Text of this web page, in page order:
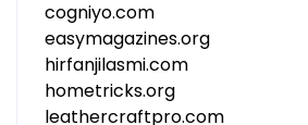
cogniyo.com
easymagazines.org
hirfanjilasmi.com
hometricks.org
leathercraftpro.com